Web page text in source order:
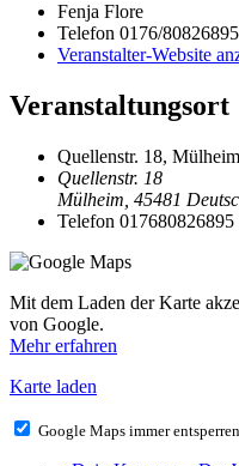
Fenja Flore
Telefon 0176/80826895
Veranstalter-Website
Veranstaltungsort
Quellenstr. 18, Mülheim
Quellenstr. 18
Mülheim 45481
Telefon 017680826895
Mit dem Laden der Karte
von Google.
Mehr erfahren
Karte laden
Google Maps immer entsperren